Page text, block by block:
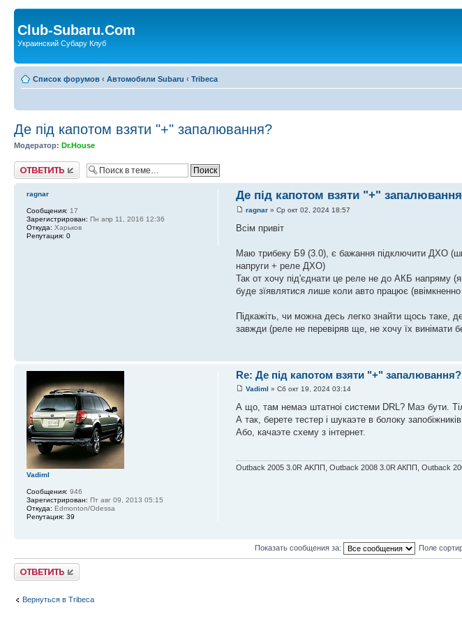
Club-Subaru.Com
Украинский Субару Клуб
Список форумов ‹ Автомобили Subaru ‹ Tribeca
Де під капотом взяти "+" запалювання?
Модератор: Dr.House
Ответить
Де під капотом взяти "+"
ragnar » Ср окт 02, 2024 18:57
Всім привіт
Маю трибеку Б9 (3.0), є бажання підключити ДХО
напруги + реле ДХО)
Так от хочу під'єднати це реле не до АКБ напряму
буде зїявлятися лише коли авто працює
Підкажіть, чи можна десь легко знайти щось таке,
завжди (реле не перевіряв ще, не хочу їх винімати
ragnar
Сообщения: 17
Зарегистрирован: Пн апр 11, 2016 12:36
Откуда: Харьков
Репутация: 0
Re: Де під капотом взяти "+" запалювання?
VadimI » Сб окт 19, 2024 03:14
А що, там немаэ штатноi системи DRL? Маэ бути.
А так, берете тестер i шукаэте в болоку
Або, качаэте схему з iнтернет.
Outback 2005 3.0R АKПП, Outback 2008 3.0R AКПП, Outback
VadimI
Сообщения: 946
Зарегистрирован: Пт авг 09, 2013 05:15
Откуда: Edmonton/Odessa
Репутация: 39
Показать сообщения за: Поле
Ответить
Вернуться в Tribeca